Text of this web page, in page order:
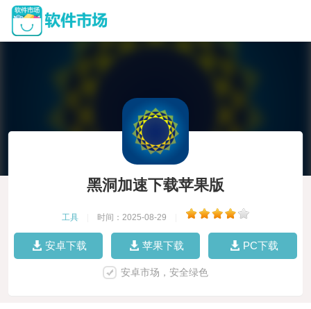
黑洞加速下载苹果版
工具 时间：2025-08-29
安卓下载 苹果下载 PC下载
安卓市场，安全绿色